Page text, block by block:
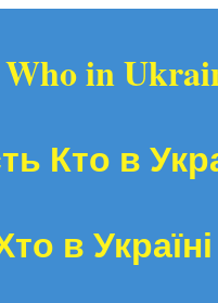
in
Кто в
в Україні